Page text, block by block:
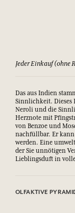
Jeder Einkauf (ohne
Das aus Indien
Sinnlichkeit. Dieses
Neroli und die
Herznote mit
von Benzoe und
nachfüllbar. Er
werden. Eine
der Sie unnötigen
Lieblingsduft in
OLFAKTIVE